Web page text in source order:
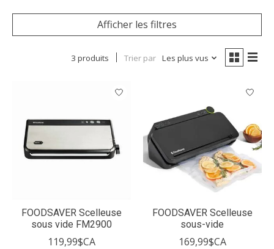
Afficher les filtres
3 produits Trier par Les plus vus
FOODSAVER Scelleuse
sous vide FM2900
119,99$CA
FOODSAVER Scelleuse
sous-vide
169,99$CA